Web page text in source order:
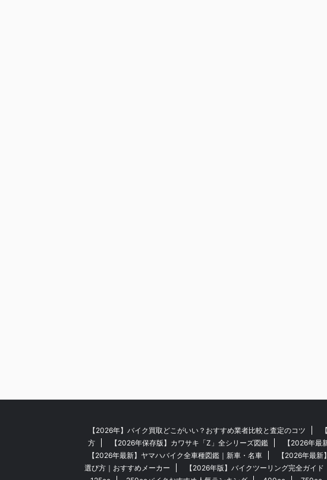
【2026年】バイク買取どこがいい？おすすめ業者比較と査定のコツ
方
【2026年保存版】カワサキ「Z」全シリーズ図鑑 【2026年最
【2026年最新】ヤマハバイク全車種図鑑｜新車・名車
【2026年最
選び方｜おすすめメーカー
【2026年版】バイクツーリング完全ガイド